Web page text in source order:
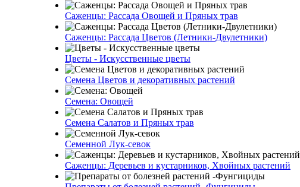
Саженцы: Рассада Овощей и Пряных трав
Саженцы: Рассада Цветов (Летники-Двулетники)
Цветы - Искусственные цветы
Семена Цветов и декоративных растений
Семена: Овощей
Семена Салатов и Пряных трав
Семенной Лук-севок
Саженцы: Деревьев и кустарников, Хвойных растений